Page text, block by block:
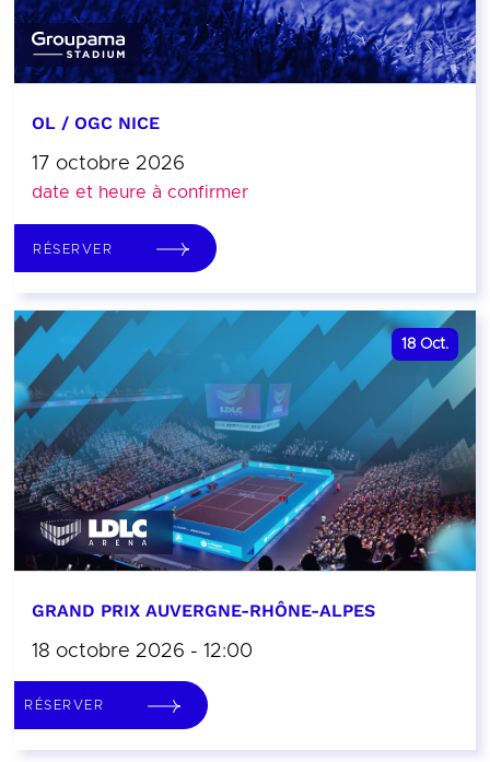
OL / OGC NICE
17 octobre 2026
date et heure à confirmer
RÉSERVER
18 Oct.
GRAND PRIX AUVERGNE-RHÔNE-ALPES
18 octobre 2026 - 12:00
RÉSERVER